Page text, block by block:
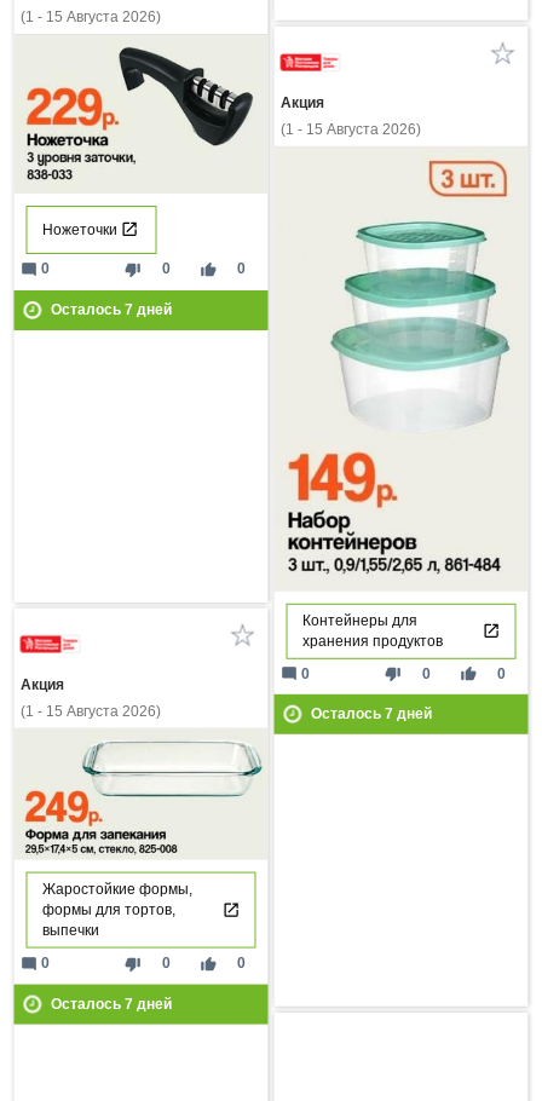
(1 - 15 Августа 2026)
Ножеточки
thumb_down 0 thumb_up 0
mode_comment 0
Осталось 7дней
Акция
(1 - 15 Августа 2026)
Контейнеры для
хранения продуктов
thumb_down 0 thumb_up 0
mode_comment 0
Осталось 7дней
Акция
(1 - 15 Августа 2026)
Жаростойкие формы,
формы для тортов,
выпечки
thumb_down 0 thumb_up 0
mode_comment 0
Осталось 7дней